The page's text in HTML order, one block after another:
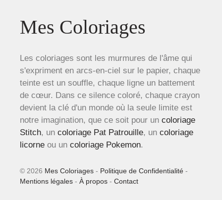
Mes Coloriages
Les coloriages sont les murmures de l'âme qui
s'expriment en arcs-en-ciel sur le papier, chaque
teinte est un souffle, chaque ligne un battement
de cœur. Dans ce silence coloré, chaque crayon
devient la clé d'un monde où la seule limite est
notre imagination, que ce soit pour un coloriage
Stitch, un coloriage Pat Patrouille, un coloriage
licorne ou un coloriage Pokemon.
© 2026 Mes Coloriages - Politique de Confidentialité -
Mentions légales - À propos - Contact